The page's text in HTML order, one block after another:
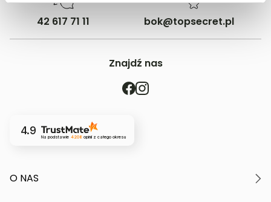
42 617 71 11 bok@topsecret.pl
Znajdź nas
4.9
Na podstawie 4208opinii z całego okresu
O NAS